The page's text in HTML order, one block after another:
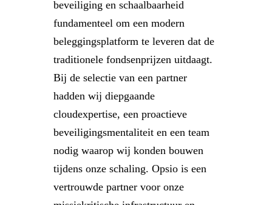
beveiliging en schaalbaarheid
fundamenteel om een modern
beleggingsplatform te leveren dat de
traditionele fondsenprijzen uitdaagt.
Bij de selectie van een partner
hadden wij diepgaande
cloudexpertise, een proactieve
beveiligingsmentaliteit en een team
nodig waarop wij konden bouwen
tijdens onze schaling. Opsio is een
vertrouwde partner voor onze